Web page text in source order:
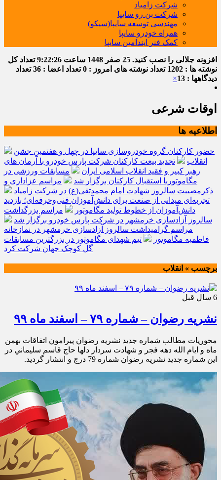
شرکت زامیاد
شرکت بن رو سایپا
مهندسی توسعه سایپا(سیکو)
همراه خودرو سایپا
کمک فنر ایندامین سایپا
افزونه جلالی را نصب کنید. 25 صفر 1448 ساعت 9:22:27تعداد کل
نوشته ها : 1202
تعداد نوشته های امروز : 0 تعداد اعضا : 36
تعداد
دیدگاهها : 13
×
اوقات شرعی
اطلاعیه ها
حضور کارکنان گروه خودروسازی سایپا در چهل و هفتمین جشن
انقلاب
تجدید بیعت کارکنان شرکت پارس خودرو با آرمان های
رهبر کبیر و فقید انقلاب اسلامی ایران
مسابقات ورزشی در
مگاموتوربا استقبال کارکنان برگزار شد
مراسم عزاداری و
ذکرمصیبت سالروز شهادت امام محمدتقی(ع) در شرکت زامیاد
تجربه‌ای میدانی از صنعت برای دانش‌آموزان فنی‌وحرفه‌ای؛ بازدید
دانش‌آموزان از خطوط تولید مگاموتور
مراسم بزرگداشت
سالروز آزادسازی خرمشهر در شرکت پارس خودرو برگزار شد
مراسم گرامیداشت سالروز آزادسازی خرمشهر در نمازخانه
فاطمیه مگاموتور
تیم شهدای مگاموتور در بزرگترین مسابقات
گل کوچک جهان شرکت کرد
برچسب » انقلاب
6 سال قبل
نشریه رضوان – شماره ۷۹ – اسفند ماه ۹۹
محوريات مطالب شماره جديد نشريه رضوان پيرامون اتفاقات بهمن
ماه و ايام الله دهه فجر و شهادت سردار دلها حاج قاسم سليماني در
اين شماره جديد نشريه رضوان شماره 79 درج و انتشار گرديد.